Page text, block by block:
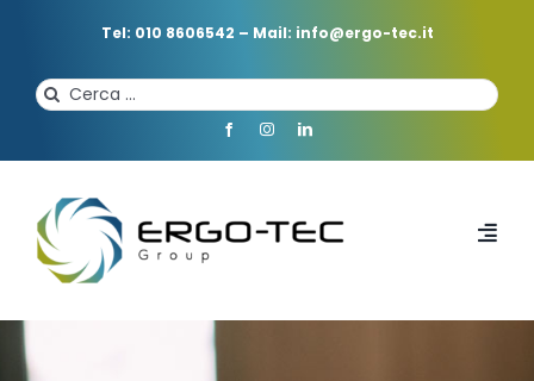
Tel: 010 8606542 – Mail: info@ergo-tec.it
Cerca
per:
HOME